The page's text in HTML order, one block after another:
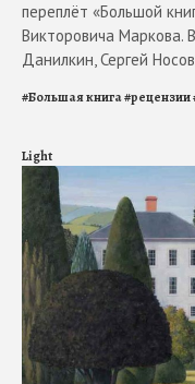
переплёт «Большой
Викторовича Маркова.
Данилкин, Сергей
#Большая книга#рецензии
Light